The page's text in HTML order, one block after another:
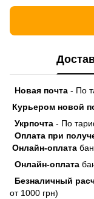
Новая почта - По
Курьером новой
Укрпочта - По
Оплата при
Онлайн-оплата
Онлайн-оплата
Безналичный
от 1000 грн)